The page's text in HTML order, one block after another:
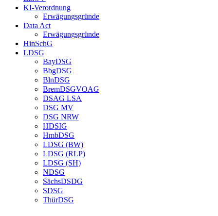
KI-Verordnung
Erwägungsgründe
Data Act
Erwägungsgründe
HinSchG
LDSG
BayDSG
BbgDSG
BlnDSG
BremDSGVOAG
DSAG LSA
DSG MV
DSG NRW
HDSIG
HmbDSG
LDSG (BW)
LDSG (RLP)
LDSG (SH)
NDSG
SächsDSDG
SDSG
ThürDSG